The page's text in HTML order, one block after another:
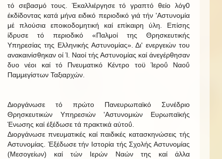
τό σεβασμό τους. Έκαλλιέργησε τό γραπτό θείο λόγ0
έκδίδοντας κατά μήνα ειδικό περιοδικό γιά τήν 'Αστυνομία
μέ πλούσια εποικοδομητική καί επίκαιρη ύλη. Επίσης
ίδρυσε τό περιοδικό «Παλμοί της Θρησκευτικής
Υπηρεσίας της Ελληνικής Αστυνομίας». Δι' ενεργειών του
ανακαινίσθηκαν οί Ί. Ναοί τής Αστυνομίας καί άνεγέρθησαν
δυο νέοι καί τό Πνευματικό Κέντρο τοϋ Ίεροΰ Ναοΰ
Παμμεγίστων Ταξιαρχών.
Διοργάνωσε τό πρώτο Πανευρωπαϊκό Συνέδριο
Θρησκευτικών Υπηρεσιών 'Αστυνομιών Ευρωπαϊκής
Ένωσης καί έξέδωσε τά πρακτικά αύτοΰ.
Διοργάνωσε πνευματικές καί παιδικές κατασκηνώσεις τής
Αστυνομίας. Έξέδωσε τήν Ιστορία τής Σχολής Αστυνομίας
(Μεσογείων) καί τών Ιερών Ναών της καί άλλα